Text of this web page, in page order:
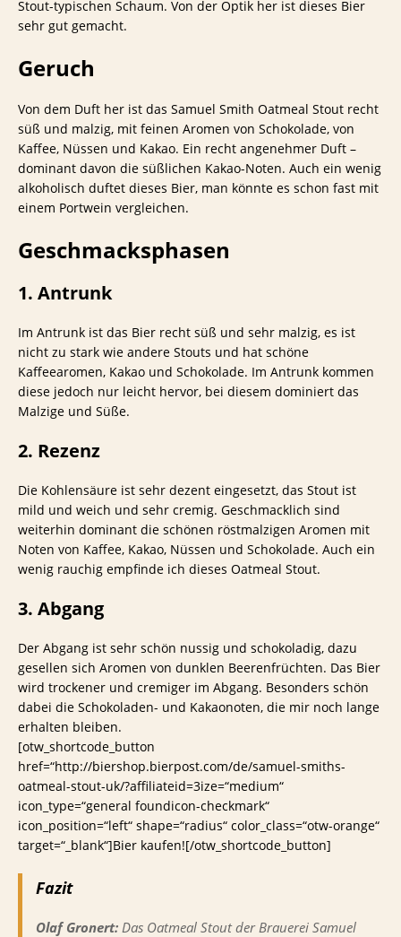
Stout-typischen Schaum. Von der Optik her ist dieses Bier
sehr gut gemacht.
Geruch
Von dem Duft her ist das Samuel Smith Oatmeal Stout recht
süß und malzig, mit feinen Aromen von Schokolade, von
Kaffee, Nüssen und Kakao. Ein recht angenehmer Duft –
dominant davon die süßlichen Kakao-Noten. Auch ein wenig
alkoholisch duftet dieses Bier, man könnte es schon fast mit
einem Portwein vergleichen.
Geschmacksphasen
1. Antrunk
Im Antrunk ist das Bier recht süß und sehr malzig, es ist
nicht zu stark wie andere Stouts und hat schöne
Kaffeearomen, Kakao und Schokolade. Im Antrunk kommen
diese jedoch nur leicht hervor, bei diesem dominiert das
Malzige und Süße.
2. Rezenz
Die Kohlensäure ist sehr dezent eingesetzt, das Stout ist
mild und weich und sehr cremig. Geschmacklich sind
weiterhin dominant die schönen röstmalzigen Aromen mit
Noten von Kaffee, Kakao, Nüssen und Schokolade. Auch ein
wenig rauchig empfinde ich dieses Oatmeal Stout.
3. Abgang
Der Abgang ist sehr schön nussig und schokoladig, dazu
gesellen sich Aromen von dunklen Beerenfrüchten. Das Bier
wird trockener und cremiger im Abgang. Besonders schön
dabei die Schokoladen- und Kakaonoten, die mir noch lange
erhalten bleiben.
[otw_shortcode_button
href=“http://biershop.bierpost.com/de/samuel-smiths-
oatmeal-stout-uk/?affiliateid=3ize=“medium“
icon_type=“general foundicon-checkmark“
icon_position=“left“ shape=“radius“ color_class=“otw-orange“
target=“_blank“]Bier kaufen![/otw_shortcode_button]
Fazit
Olaf Gronert: Das Oatmeal Stout der Brauerei Samuel